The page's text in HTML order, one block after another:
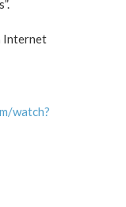
Internet
watch?